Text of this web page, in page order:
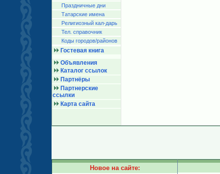
Праздничные дни
Татарские имена
Религиозный кал-дарь
Тел. справочник
Коды городов/райoнов
Гостевая книга
Объявления
Каталог ссылок
Партнёры
Партнерские
ссылки
Карта сайта
Новое на сайте: